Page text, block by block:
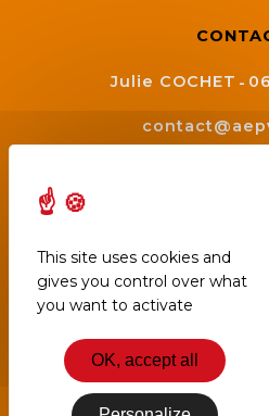
Julie COCHET
Gestion des
Nous
SUIVEZ
This site uses cookies and
gives you control over what
you want to activate
OK, accept all